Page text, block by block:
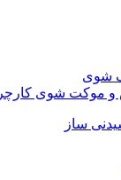
شوی
موکت شوی کارچر
ساز